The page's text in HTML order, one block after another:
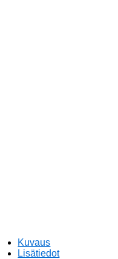
Kuvaus
Lisätiedot